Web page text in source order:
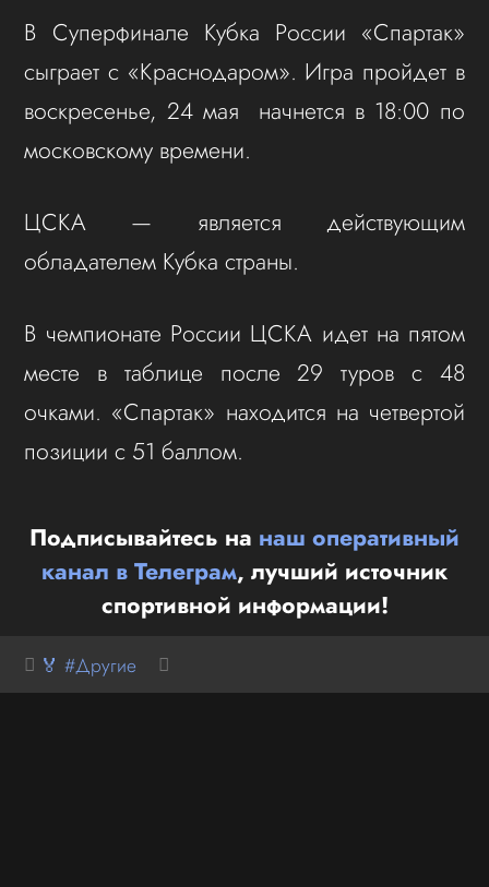
В Суперфинале Кубка России «Спартак»
сыграет с «Краснодаром». Игра пройдет в
воскресенье, 24 мая начнется в 18:00 по
московскому времени.
ЦСКА — является действующим
обладателем Кубка страны.
В чемпионате России ЦСКА идет на пятом
месте в таблице после 29 туров с 48
очками. «Спартак» находится на четвертой
позиции с 51 баллом.
Подписывайтесь на наш оперативный
канал в Телеграм, лучший источник
спортивной информации!
🏅 #Другие